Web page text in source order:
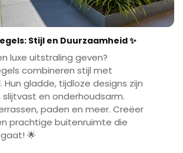
Stijl en Duurzaamheid ✨
luxe uitstraling geven?
combineren stijl met
Hun gladde, tijdloze designs zijn
en onderhoudsarm.
paden en meer. Creëer
prachtige buitenruimte die
🌟